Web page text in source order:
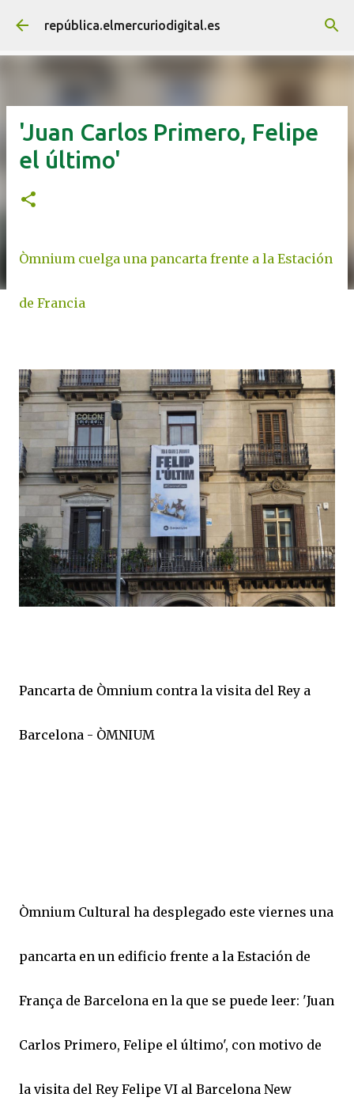
Ir al contenido principal
república.elmercuriodigital.es
'Juan Carlos Primero, Felipe
el último'
Òmnium cuelga una pancarta frente a la Estación
de Francia
Pancarta de Òmnium contra la visita del Rey a
Barcelona - ÒMNIUM
Òmnium Cultural ha desplegado este viernes una
pancarta en un edificio frente a la Estación de
França de Barcelona en la que se puede leer: 'Juan
Carlos Primero, Felipe el último', con motivo de
la visita del Rey Felipe VI al Barcelona New